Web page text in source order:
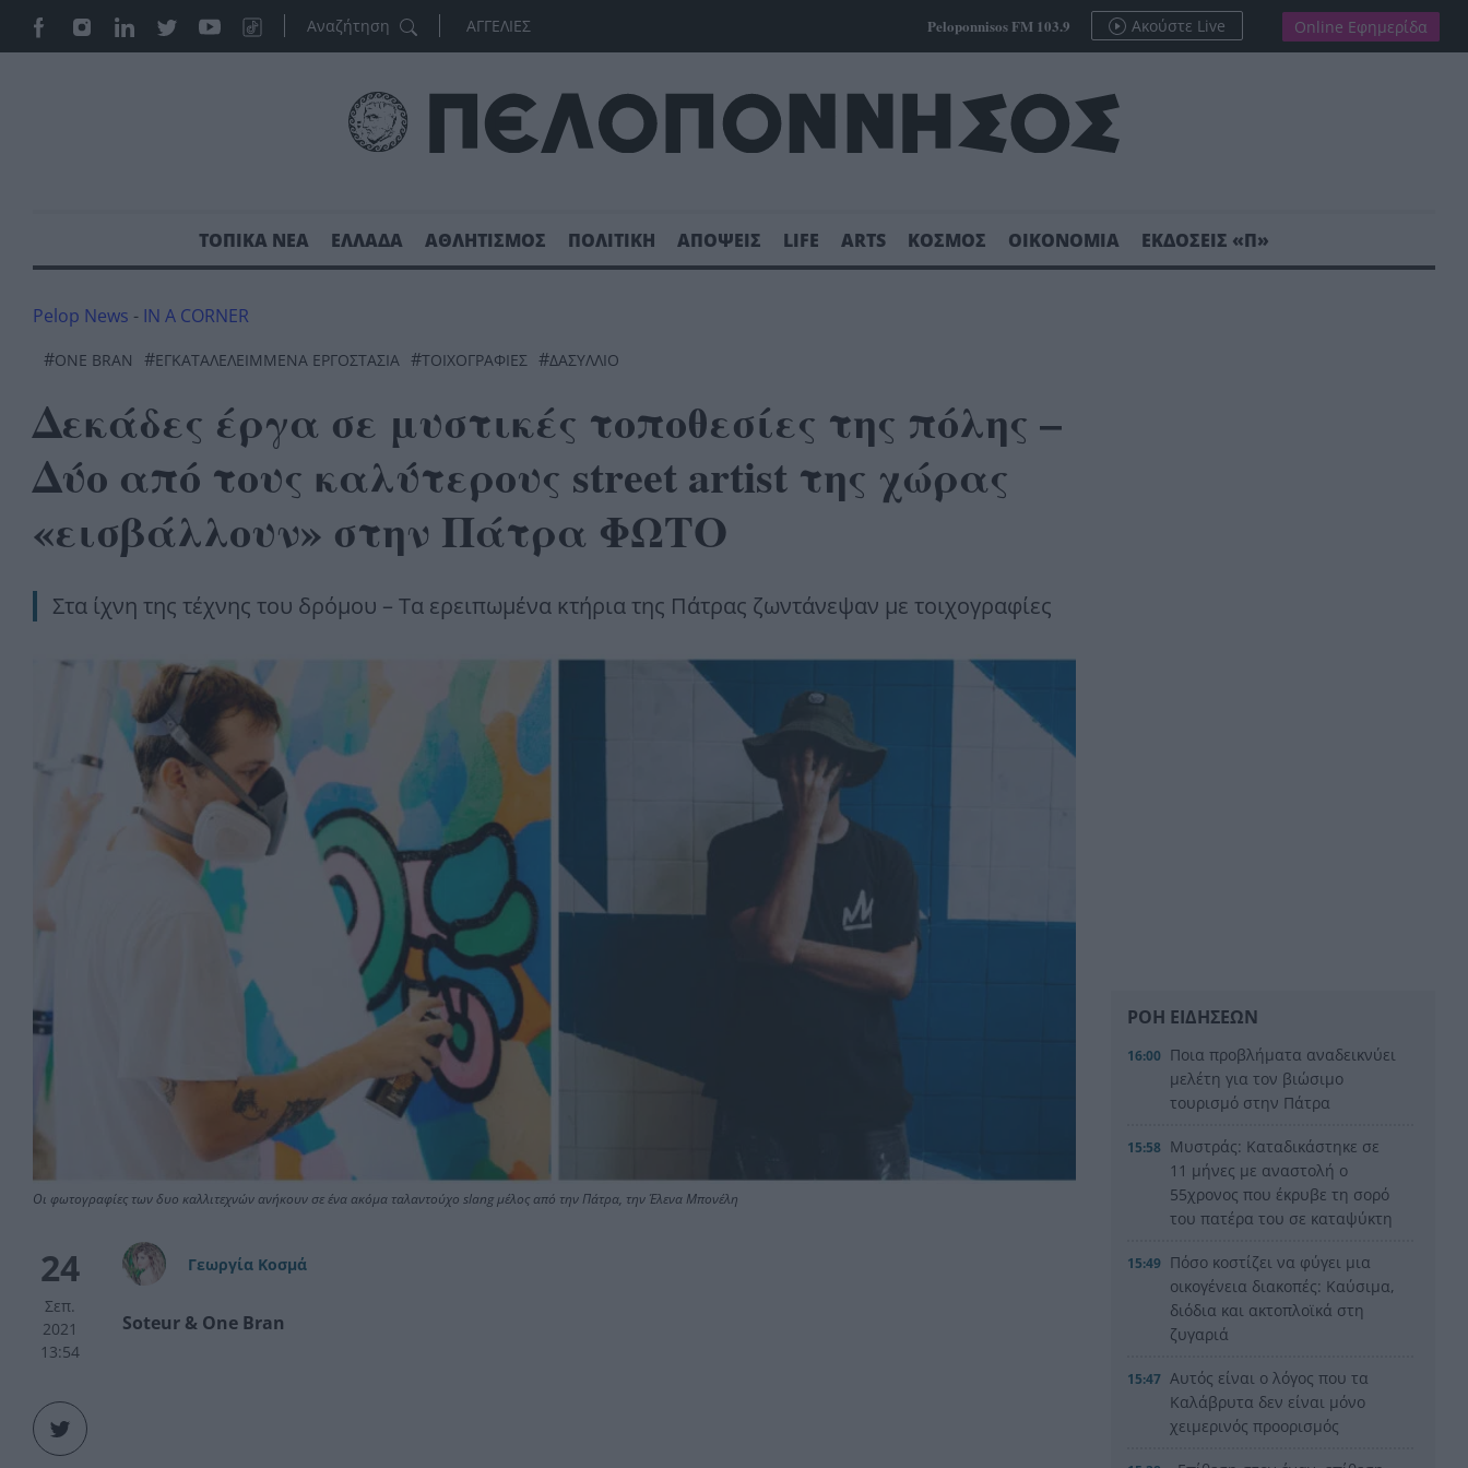
ΑΓΓΕΛΙΕΣ Peloponnisos FM 103.9 Ακούστε Live Online Εφημερίδα
ΤΟΠΙΚΑ ΝΕΑ ΕΛΛΑΔΑ ΑΘΛΗΤΙΣΜΟΣ ΠΟΛΙΤΙΚΗ ΑΠΟΨΕΙΣ LIFE ARTS ΚΟΣΜΟΣ ΟΙΚΟΝΟΜΙΑ ΕΚΔΟΣΕΙΣ «Π»
Pelop News - IN A CORNER
#ΟNE BRAN #ΕΓΚΑΤΑΛΕΛΕΙΜΜΈΝΑ ΕΡΓΟΣΤΆΣΙΑ #ΤΟΙΧΟΓΡΑΦΊΕΣ #ΔΑΣΎΛΛΙΟ
Δεκάδες έργα σε μυστικές τοποθεσίες της πόλης –
Δύο από τους καλύτερους street artist της χώρας
«εισβάλλουν» στην Πάτρα ΦΩΤΟ
Στα ίχνη της τέχνης του δρόμου – Τα ερειπωμένα κτήρια της Πάτρας ζωντάνεψαν με τοιχογραφίες
Οι φωτογραφίες των δυο καλλιτεχνών ανήκουν σε ένα ακόμα ταλαντούχο slang μέλος από την Πάτρα, την Έλενα Μπονέλη
24
Σεπ.
2021
13:54
Γεωργία Κοσμά
Soteur & Οne Bran
ΡΟΗ ΕΙΔΗΣΕΩΝ
16:00 Ποια προβλήματα αναδεικνύει
μελέτη για τον βιώσιμο
τουρισμό στην Πάτρα
15:58 Μυστράς: Καταδικάστηκε σε
11 μήνες με αναστολή ο
55χρονος που έκρυβε τη σορό
του πατέρα του σε καταψύκτη
15:49 Πόσο κοστίζει να φύγει μια
οικογένεια διακοπές: Καύσιμα,
διόδια και ακτοπλοϊκά στη
ζυγαριά
15:47 Αυτός είναι ο λόγος που τα
Καλάβρυτα δεν είναι μόνο
χειμερινός προορισμός